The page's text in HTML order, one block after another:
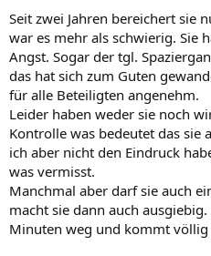
Seit zwei Jahren bereichert sie
war es mehr als schwierig. Sie
Angst. Sogar der tgl.
das hat sich zum Guten
für alle Beteiligten angenehm.
Leider haben weder sie noch
Kontrolle was bedeutet das sie
ich aber nicht den Eindruck
was vermisst.
Manchmal aber darf sie auch
macht sie dann auch
Minuten weg und kommt völlig